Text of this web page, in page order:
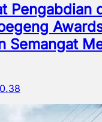
Pengabdian
Semangat